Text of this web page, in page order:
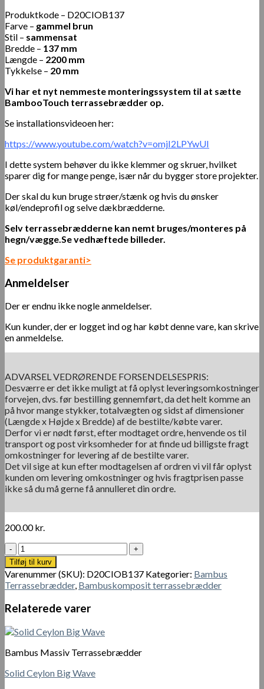
Produktkode – D20CIOB137
Farve – gammel brun
Stil – sammensat
Bredde – 137 mm
Længde – 2200 mm
Tykkelse – 20 mm
Vi har et nyt nemmeste monteringssystem til at sætte
BambooTouch terrassebrædder op.
Se installationsvideoen her:
https://www.youtube.com/watch?v=omjI2LPYwUI
I dette system behøver du ikke klemmer og skruer, hvilket
sparer dig for mange penge, især når du bygger store projekter.
Der skal du kun bruge strøer/stænk og hvis du ønsker
køl/endeprofil og selve dækbrædderne.
Selv terrassebrædderne kan nemt bruges/monteres på
hegn/vægge.Se vedhæftede billeder.
Se produktgaranti>
Anmeldelser
Der er endnu ikke nogle anmeldelser.
Kun kunder, der er logget ind og har købt denne vare, kan skrive
en anmeldelse.
ADVARSEL VEDRØRENDE FORSENDELSESPRIS:
Desværre er det ikke muligt at få oplyst leveringsomkostninger
forvejen, dvs. før bestilling gennemført, da det helt komme an
på hvor mange stykker, totalvægten og sidst af dimensioner
(Længde x Højde x Bredde) af de bestilte/købte varer.
Derfor vi er nødt først, efter modtaget ordre, henvende os til
transport og post virksomheder for at finde ud billigste fragt
omkostninger for levering af de bestilte varer.
Det vil sige at kun efter modtagelsen af ordren vi vil får oplyst
kunden om levering omkostninger og hvis fragtprisen passe
ikke så du må gerne få annulleret din ordre.
200.00kr.
iDecking®
Old
Brown
antal
Tilføj til kurv
Varenummer (SKU): D20CIOB137 Kategorier: Bambus
Terrassebrædder, Bambuskomposit terrassebrædder
Relaterede varer
Bambus Massiv Terrassebrædder
Solid Ceylon Big Wave